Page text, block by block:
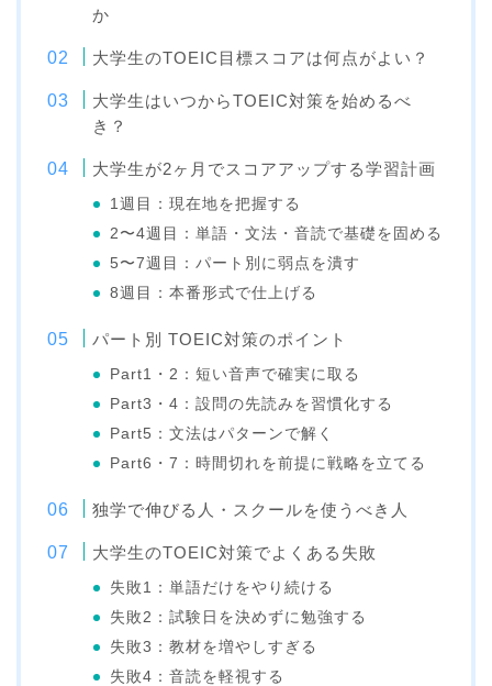
か
大学生のTOEIC目標スコアは何点がよい？
大学生はいつからTOEIC対策を始めるべ
き？
大学生が2ヶ月でスコアアップする学習計画
1週目：現在地を把握する
2〜4週目：単語・文法・音読で基礎を固める
5〜7週目：パート別に弱点を潰す
8週目：本番形式で仕上げる
パート別 TOEIC対策のポイント
Part1・2：短い音声で確実に取る
Part3・4：設問の先読みを習慣化する
Part5：文法はパターンで解く
Part6・7：時間切れを前提に戦略を立てる
独学で伸びる人・スクールを使うべき人
大学生のTOEIC対策でよくある失敗
失敗1：単語だけをやり続ける
失敗2：試験日を決めずに勉強する
失敗3：教材を増やしすぎる
失敗4：音読を軽視する